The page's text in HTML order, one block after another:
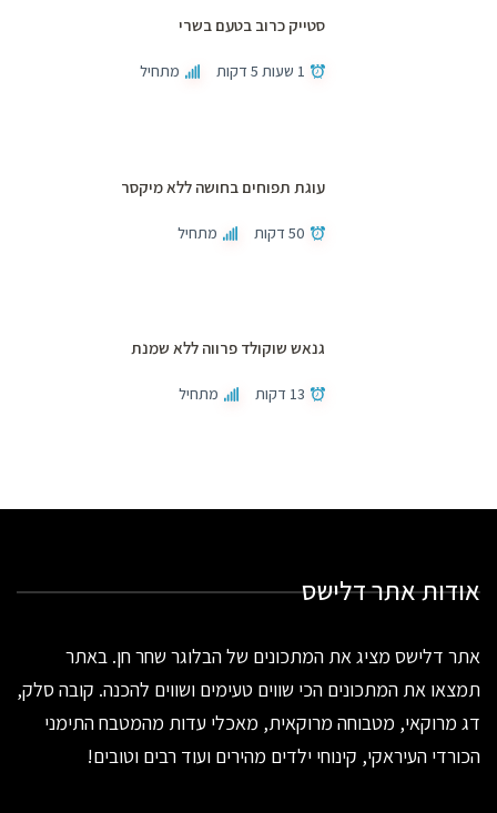
סטייק כרוב בטעם בשרי
1 שעות 5 דקות מתחיל
עוגת תפוחים בחושה ללא מיקסר
50 דקות מתחיל
גנאש שוקולד פרווה ללא שמנת
13 דקות מתחיל
אודות אתר דלישס
אתר דלישס מציג את המתכונים של הבלוגר שחר חן. באתר
תמצאו את המתכונים הכי שווים טעימים ושווים להכנה. קובה סלק,
דג מרוקאי, מטבוחה מרוקאית, מאכלי עדות מהמטבח התימני
הכורדי העיראקי, קינוחי ילדים מהירים ועוד רבים וטובים!